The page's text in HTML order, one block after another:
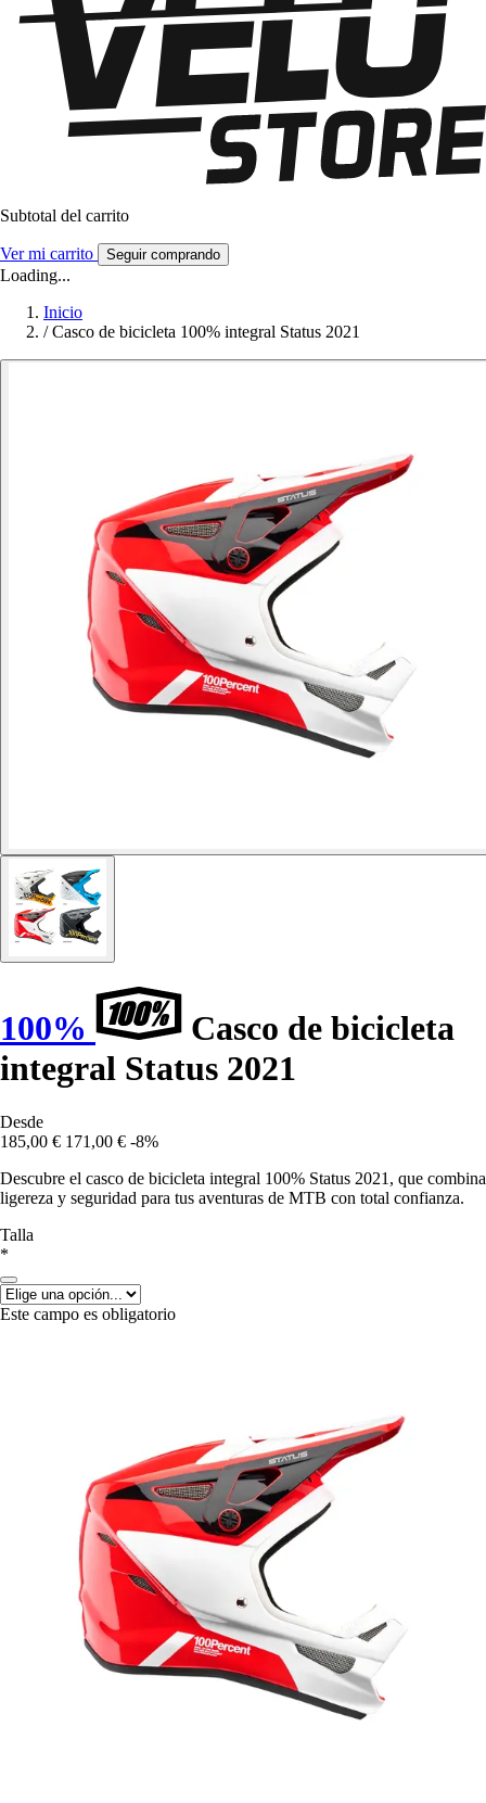
Subtotal del carrito
Ver mi carrito Seguir comprando
Loading...
Inicio
/ Casco de bicicleta 100% integral Status 2021
100%
Casco de bicicleta
integral Status 2021
Desde
185,00 € 171,00 € -8%
Descubre el casco de bicicleta integral 100% Status 2021, que combina
ligereza y seguridad para tus aventuras de MTB con total confianza.
Talla
*
Este campo es obligatorio